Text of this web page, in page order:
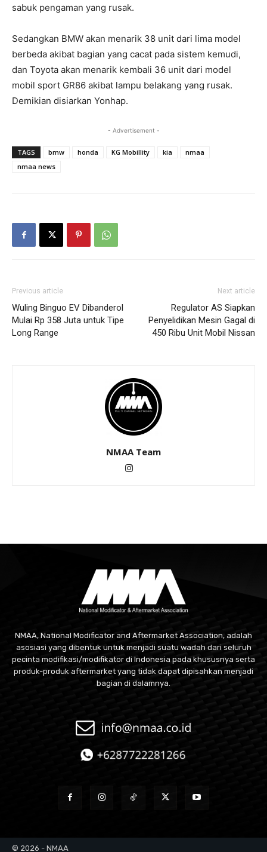
sabuk pengaman yang rusak.
Sedangkan BMW akan menarik 38 unit dari lima model
berbeda akibat bagian yang cacat pada sistem kemudi,
dan Toyota akan menarik kembali 36 unit dari model
mobil sport GR86 akibat lampu belakang yang rusak.
Demikian disiarkan Yonhap.
- Advertisement -
TAGS bmw honda KG Mobillity kia
nmaa
nmaa news
Previous article
Wuling Binguo EV Dibanderol
Mulai Rp 358 Juta untuk Tipe
Long Range
Next article
Regulator AS Siapkan
Penyelidikan Mesin Gagal di
450 Ribu Unit Mobil Nissan
NMAA Team
NMAA, National Modificator and Aftermarket Association, adalah
asosiasi yang dibentuk untuk menjadi suatu wadah dari seluruh
pecinta modifikasi/modifikator di Indonesia pada khususnya serta
produk-produk aftermarket yang tidak dapat dipisahkan menjadi
bagian di dalamnya.
© 2026 - NMAA